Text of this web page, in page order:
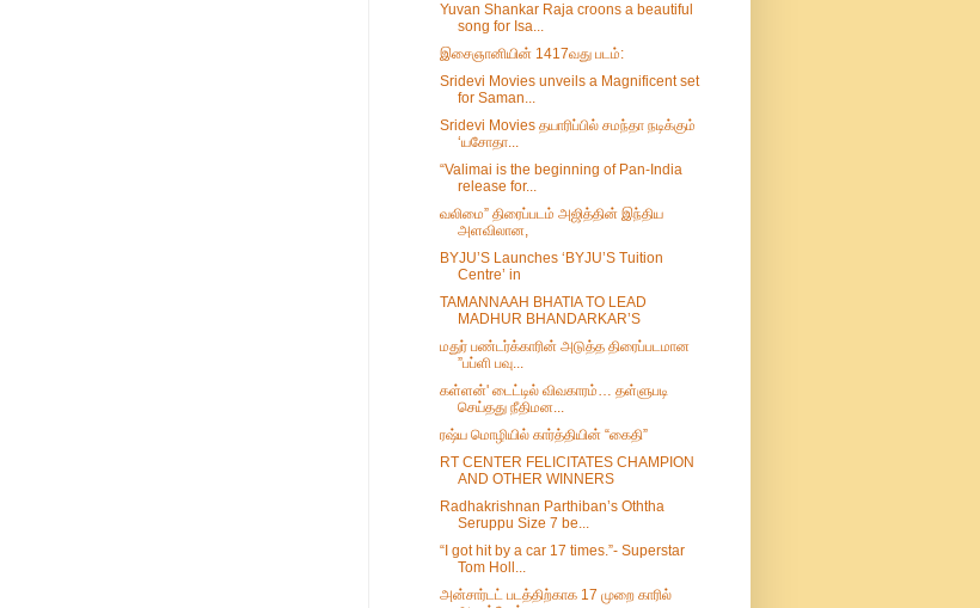
Yuvan Shankar Raja croons a beautiful
song for Isa...
இசைஞானியின் 1417வது படம்:
Sridevi Movies unveils a Magnificent set
for Saman...
Sridevi Movies தயாரிப்பில் சமந்தா நடிக்கும்
‘யசோதா...
“Valimai is the beginning of Pan-India
release for...
வலிமை” திரைப்படம் அஜித்தின் இந்திய
அளவிலான,
BYJU’S Launches ‘BYJU’S Tuition
Centre’ in
TAMANNAAH BHATIA TO LEAD
MADHUR BHANDARKAR’S
மதுர் பண்டர்க்காரின் அடுத்த திரைப்படமான
”பப்ளி பவு...
கள்ளன்' டைட்டில் விவகாரம்… தள்ளுபடி
செய்தது நீதிமன...
ரஷ்ய மொழியில் கார்த்தியின் “கைதி”
RT CENTER FELICITATES CHAMPION
AND OTHER WINNERS
Radhakrishnan Parthiban’s Oththa
Seruppu Size 7 be...
“I got hit by a car 17 times.”- Superstar
Tom Holl...
அன்சார்டட் படத்திற்காக 17 முறை காரில்